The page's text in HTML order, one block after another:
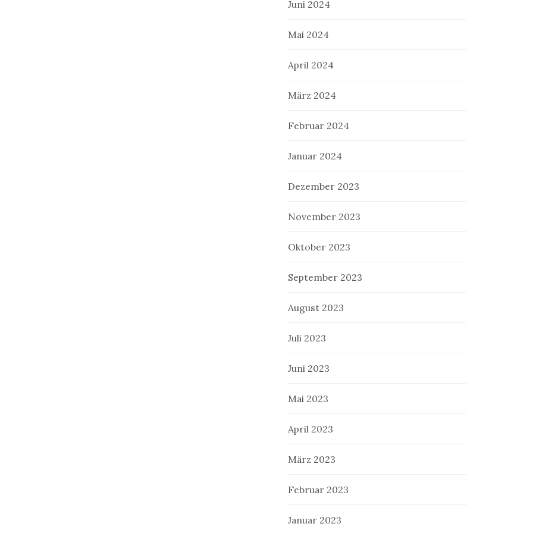
Juni 2024
Mai 2024
April 2024
März 2024
Februar 2024
Januar 2024
Dezember 2023
November 2023
Oktober 2023
September 2023
August 2023
Juli 2023
Juni 2023
Mai 2023
April 2023
März 2023
Februar 2023
Januar 2023